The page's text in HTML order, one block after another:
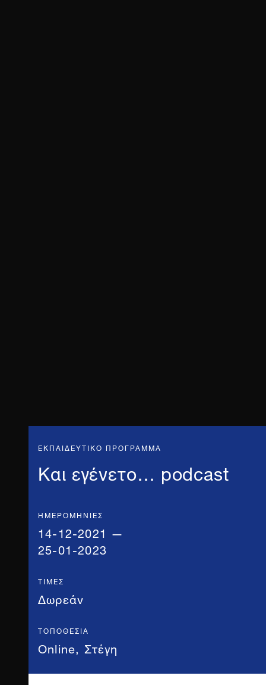
ΕΚΠΑΙΔΕΥΤΙΚΟ ΠΡΟΓΡΑΜΜΑ
Και εγένετο… podcast
ΗΜΕΡΟΜΗΝΊΕΣ
14-12-2021 —
25-01-2023
ΤΙΜΈΣ
Δωρεάν
ΤΟΠΟΘΕΣΊΑ
Online, Στέγη